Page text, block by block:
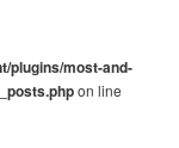
plugins/most-and-
on line